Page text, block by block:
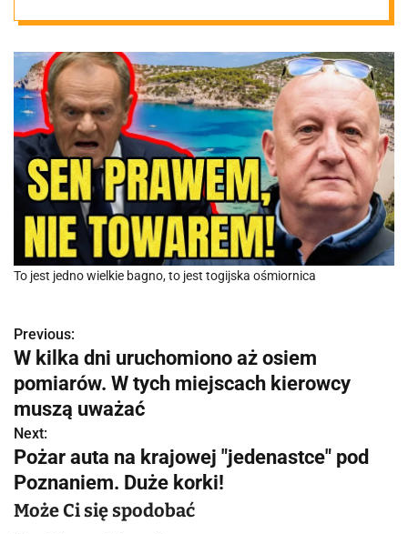
mafia togijska
To jest jedno wielkie bagno, to jest togijska ośmiornica
N
a
w
i
g
a
Previous:
W kilka dni uruchomiono aż osiem
pomiarów. W tych miejscach kierowcy
muszą uważać
Next:
Pożar auta na krajowej "jedenastce" pod
Poznaniem. Duże korki!
Może Ci się spodobać